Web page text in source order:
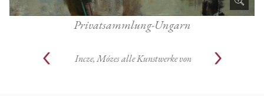
Privatsammlung-Ungarn
Incze, Mózesalle Kunstwerke von